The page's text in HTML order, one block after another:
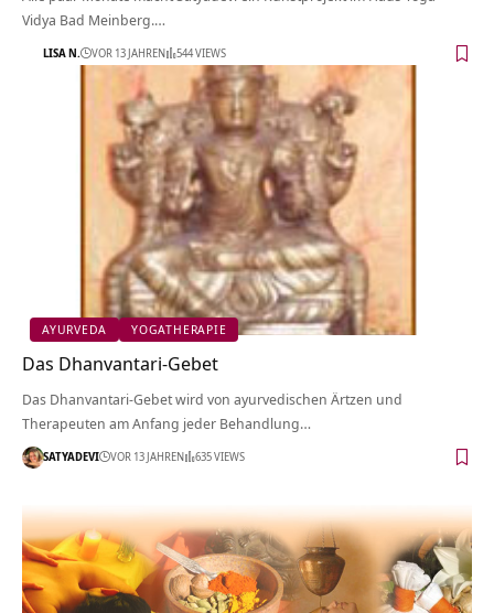
Vidya Bad Meinberg.…
LISA N. VOR 13 JAHREN 544 VIEWS
AYURVEDA YOGATHERAPIE
Das Dhanvantari-Gebet
Das Dhanvantari-Gebet wird von ayurvedischen Ärtzen und
Therapeuten am Anfang jeder Behandlung…
SATYADEVI VOR 13 JAHREN 635 VIEWS